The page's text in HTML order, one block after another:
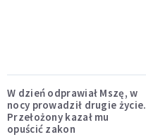
W dzień odprawiał Mszę, w
nocy prowadził drugie życie.
Przełożony kazał mu
opuścić zakon